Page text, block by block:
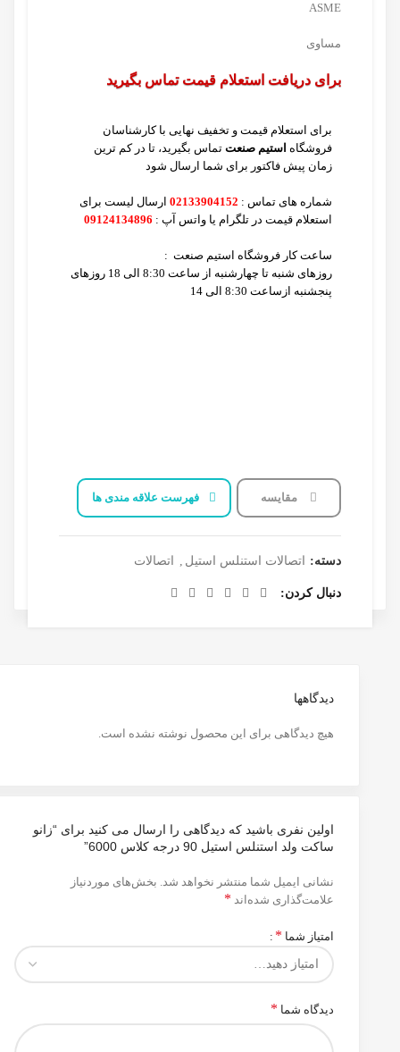
ASME
مساوی
برای دریافت استعلام قیمت تماس بگیرید
برای استعلام قیمت و تخفیف نهایی با کارشناسان
فروشگاه استیم صنعت تماس بگیرید، تا در کم ترین
زمان پیش فاکتور برای شما ارسال شود
شماره های تماس : 02133904152 ارسال لیست برای
استعلام قیمت در تلگرام یا واتس آپ : 09124134896
ساعت کار فروشگاه استیم صنعت :
روزهای شنبه تا چهارشنبه از ساعت 8:30 الی 18 روزهای
پنجشنبه ازساعت 8:30 الی 14
مقایسه فهرست علاقه مندی ها
دسته: اتصالات استنلس استیل , اتصالات
دنبال کردن
دیدگاهها
هیچ دیدگاهی برای این محصول نوشته نشده است.
اولین نفری باشید که دیدگاهی را ارسال می کنید برای “زانو
ساکت ولد استنلس استیل 90 درجه کلاس 6000”
نشانی ایمیل شما منتشر نخواهد شد. بخش‌های موردنیاز
علامت‌گذاری شده‌اند *
امتیاز شما *
دیدگاه شما *